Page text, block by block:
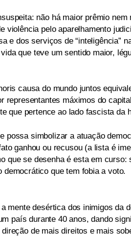
não há maior prêmio
violência pelo aparelhamento
e dos serviços de “inteligência”
que teve um sentido maior,
causa do mundo juntos
representantes máximos do
que pertence ao lado fascista da
possa simbolizar a atuação
ganhou ou recusou (a lista é
que se desenha é esta em
democrático que tem fobia a voto.
mente desértica dos inimigos da
país durante 40 anos, dando
de mais direitos e mais